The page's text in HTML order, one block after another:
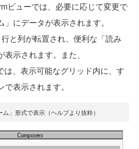
ビューでは、必要に応じて変更で
にデータが表示されます。
と列が転置され、便利な「読み
示されます。また、
は、表示可能なグリッド内に、す
表示されます。
」形式で表示（ヘルプより抜粋）